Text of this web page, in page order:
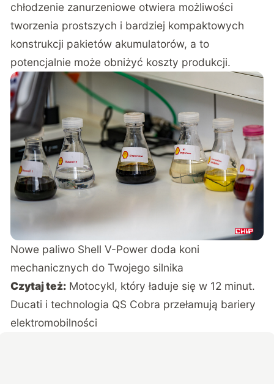
chłodzenie zanurzeniowe otwiera możliwości
tworzenia prostszych i bardziej kompaktowych
konstrukcji pakietów akumulatorów, a to
potencjalnie może obniżyć koszty produkcji.
Nowe paliwo Shell V-Power doda koni
mechanicznych do Twojego silnika
Czytaj też: Motocykl, który ładuje się w 12 minut.
Ducati i technologia QS Cobra przełamują bariery
elektromobilności